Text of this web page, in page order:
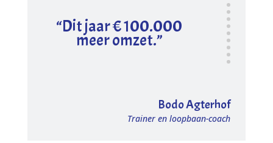
“Dit jaar € 100.000
meer omzet.”
Bodo Agterhof
Trainer en loopbaan-coach